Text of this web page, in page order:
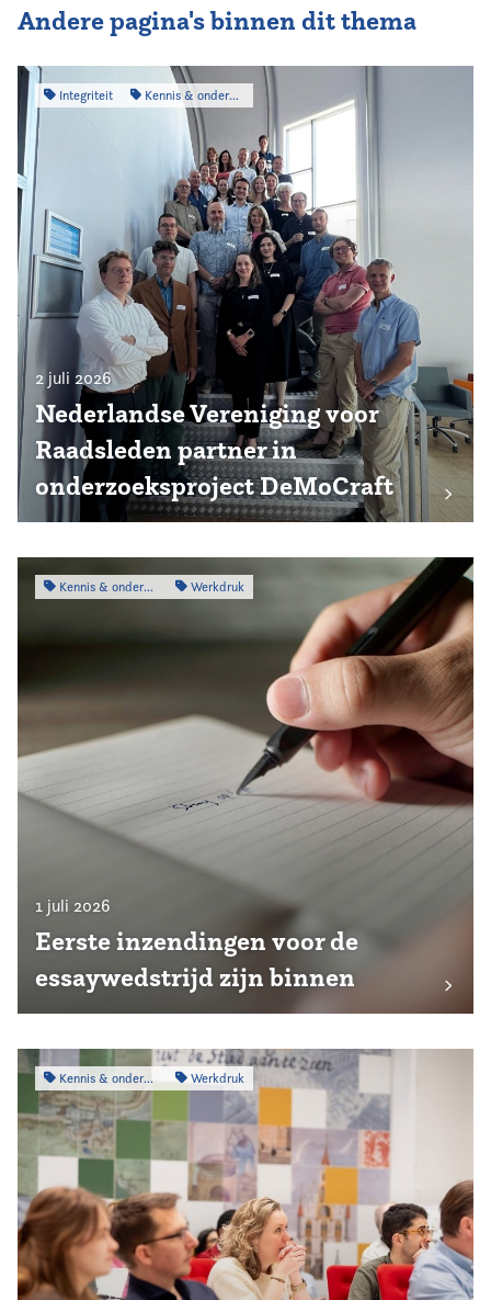
Andere pagina's binnen dit thema
Integriteit Kennis & onderzoek
2 juli 2026
Nederlandse Vereniging voor
Raadsleden partner in
onderzoeksproject DeMoCraft
Kennis & onderzoek Werkdruk
1 juli 2026
Eerste inzendingen voor de
essaywedstrijd zijn binnen
Kennis & onderzoek Werkdruk